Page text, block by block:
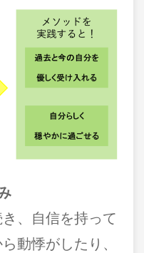
、自信を持って
動悸がしたり、